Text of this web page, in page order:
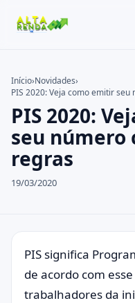
Cartão de Crédito
Consignado
Conta Digital
Empréstimo
Imóvel
Legal
Buscar no site
Buscar por:
Pressione Enter para
Início›Novidades›
PIS 2020: Veja como emitir
PIS 2020:
seu número
regras
19/03/2020
PIS significa
de acordo com
trabalhadores da